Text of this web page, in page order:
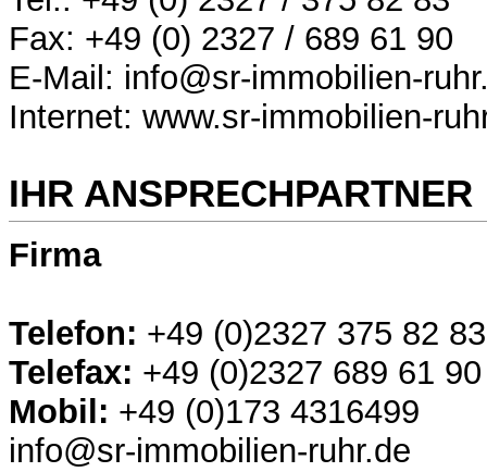
Fax: +49 (0) 2327 / 689 61 90
E-Mail: info@sr-immobilien-
Internet: www.sr-immobilien-
IHR ANSPRECHPARTNER
Firma
Telefon: +49 (0)2327 375 82 83
Telefax: +49 (0)2327 689 61 90
Mobil: +49 (0)173 4316499
info@sr-immobilien-ruhr.de